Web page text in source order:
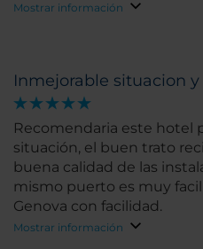
Mostrar información
Inmejorable situacion
Recomendaria este hotel
situación, el buen trato
buena calidad de las
mismo puerto es muy facil acceder
Genova con facilidad.
Mostrar información